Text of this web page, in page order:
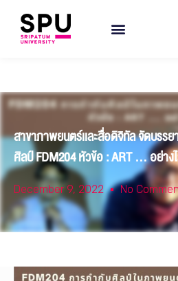
สาขาภาพยนตร์เเละสื่อดิจิทัล จัดบรร
ศิลป์ FDM204 หัวข้อ : ART … อย่าง
December 9, 2022 No